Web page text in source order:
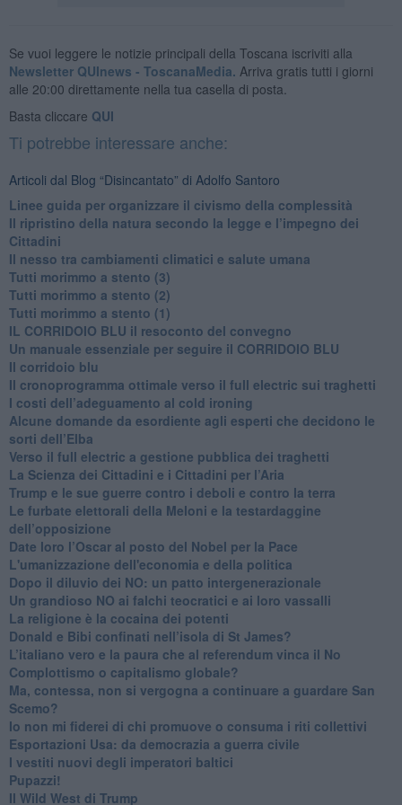
Se vuoi leggere le notizie principali della Toscana iscriviti alla
Newsletter QUInews - ToscanaMedia. Arriva gratis tutti i giorni
alle 20:00 direttamente nella tua casella di posta.
Basta cliccare QUI
Ti potrebbe interessare anche:
Articoli dal Blog “Disincantato” di Adolfo Santoro
​Linee guida per organizzare il civismo della complessità
​Il ripristino della natura secondo la legge e l’impegno dei
Cittadini
Il nesso tra cambiamenti climatici e salute umana
Tutti morimmo a stento (3)
Tutti morimmo a stento (2)
​Tutti morimmo a stento (1)
IL CORRIDOIO BLU il resoconto del convegno
Un manuale essenziale per seguire il CORRIDOIO BLU
Il corridoio blu
​Il cronoprogramma ottimale verso il full electric sui traghetti
​I costi dell’adeguamento al cold ironing
Alcune domande da esordiente agli esperti che decidono le
sorti dell’Elba
Verso il full electric a gestione pubblica dei traghetti​
​La Scienza dei Cittadini e i Cittadini per l’Aria
Trump e le sue guerre contro i deboli e contro la terra
​Le furbate elettorali della Meloni e la testardaggine
dell’opposizione
​Date loro l’Oscar al posto del Nobel per la Pace
L'umanizzazione dell'economia e della politica
​Dopo il diluvio dei NO: un patto intergenerazionale
​Un grandioso NO ai falchi teocratici e ai loro vassalli
La religione è la cocaina dei potenti
Donald e Bibi confinati nell’isola di St James?
L’italiano vero e la paura che al referendum vinca il No
​Complottismo o capitalismo globale?
​Ma, contessa, non si vergogna a continuare a guardare San
Scemo?
​Io non mi fiderei di chi promuove o consuma i riti collettivi
Esportazioni Usa: da democrazia a guerra civile
​I vestiti nuovi degli imperatori baltici
​Pupazzi!
​Il Wild West di Trump